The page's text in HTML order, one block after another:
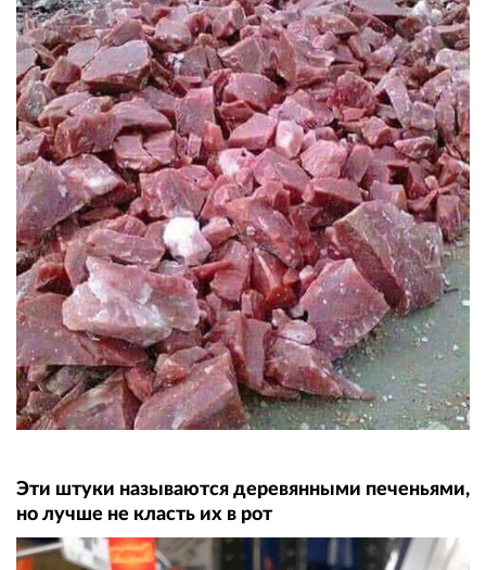
Эти штуки называются деревянными печеньями,
но лучше не класть их в рот